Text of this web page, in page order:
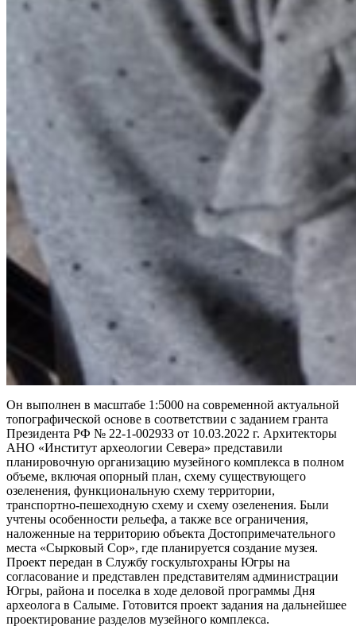
Он выполнен в масштабе 1:5000 на современной актуальной
топографической основе в соответствии с заданием гранта
Президента РФ № 22-1-002933 от 10.03.2022 г. Архитекторы
АНО «Институт археологии Севера» представили
планировочную организацию музейного комплекса в полном
объеме, включая опорный план, схему существующего
озеленения, функциональную схему территории,
транспортно-пешеходную схему и схему озеленения. Были
учтены особенности рельефа, а также все ограничения,
наложенные на территорию объекта Достопримечательного
места «Сырковый Сор», где планируется создание музея.
Проект передан в Службу госкультохраны Югры на
согласование и представлен представителям администрации
Югры, района и поселка в ходе деловой программы Дня
археолога в Салыме. Готовится проект задания на дальнейшее
проектирование разделов музейного комплекса.